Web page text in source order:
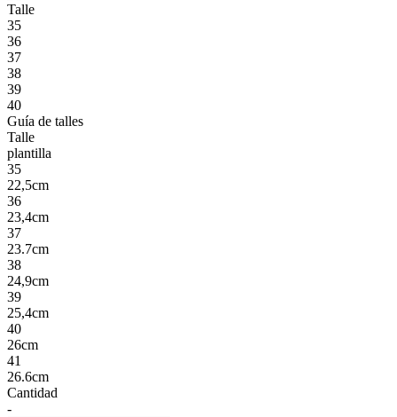
Talle
35
36
37
38
39
40
Guía de talles
Talle
plantilla
35
22,5cm
36
23,4cm
37
23.7cm
38
24,9cm
39
25,4cm
40
26cm
41
26.6cm
Cantidad
-